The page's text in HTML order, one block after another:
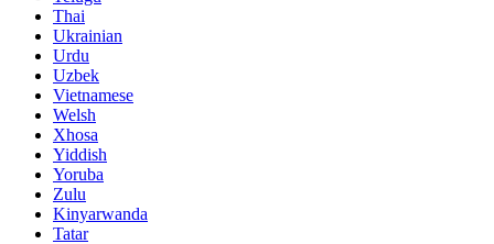
Thai
Ukrainian
Urdu
Uzbek
Vietnamese
Welsh
Xhosa
Yiddish
Yoruba
Zulu
Kinyarwanda
Tatar